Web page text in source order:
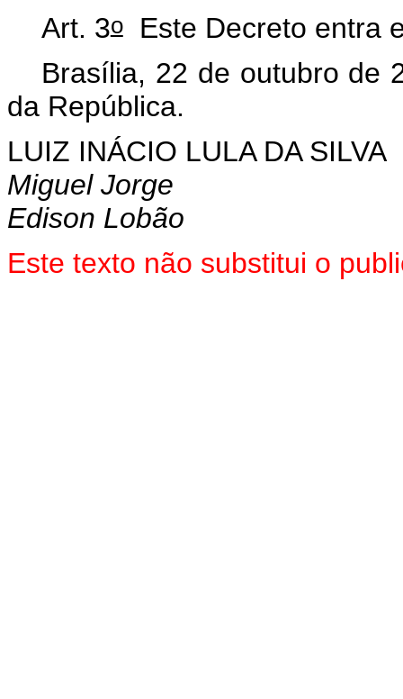
Art. 3oEste Decreto entra
Brasília, 22 de outubro de
da República.
LUIZ INÁCIO LULA DA SILVA
Miguel Jorge
Edison Lobão
Este texto não substitui o